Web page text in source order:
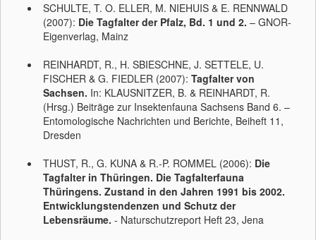
SCHULTE, T. O. ELLER, M. NIEHUIS & E. RENNWALD
(2007): Die Tagfalter der Pfalz, Bd. 1 und 2. – GNOR-
Eigenverlag, Mainz
REINHARDT, R., H. SBIESCHNE, J. SETTELE, U.
FISCHER & G. FIEDLER (2007): Tagfalter von
Sachsen. In: KLAUSNITZER, B. & REINHARDT, R.
(Hrsg.) Beiträge zur Insektenfauna Sachsens Band 6. –
Entomologische Nachrichten und Berichte, Beiheft 11,
Dresden
THUST, R., G. KUNA & R.-P. ROMMEL (2006): Die
Tagfalter in Thüringen. Die Tagfalterfauna
Thüringens. Zustand in den Jahren 1991 bis 2002.
Entwicklungstendenzen und Schutz der
Lebensräume. - Naturschutzreport Heft 23, Jena